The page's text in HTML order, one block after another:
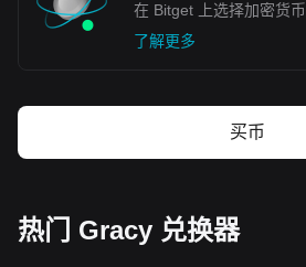
在 Bitget 上选择加密货币
了解更多
买币
热门 Gracy 兑换器